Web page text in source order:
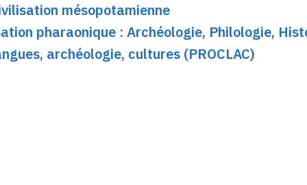
mésopotamienne
pharaonique : Archéologie, Philologie,
archéologie, cultures (PROCLAC)